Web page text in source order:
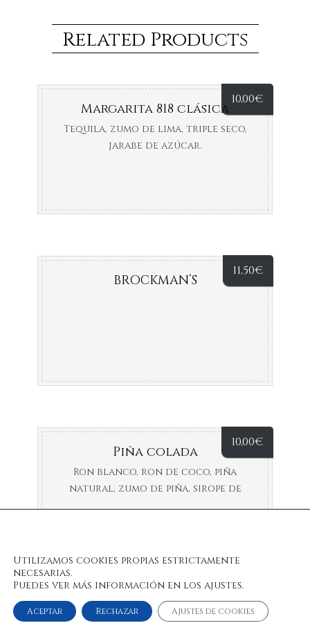
Related Products
10,00€
Margarita 818 clásica
Tequila, zumo de lima, triple seco,
jarabe de azúcar.
11,50€
BROCKMAN’S
10,00€
Piña colada
Ron blanco, ron de coco, piña
natural, zumo de piña, sirope de
Utilizamos cookies propias estrictamente
necesarias.
Puedes ver más información en los ajustes.
Aceptar Rechazar Ajustes de cookies